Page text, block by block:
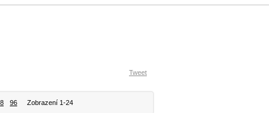
Tweet
96 Zobrazení 1-24